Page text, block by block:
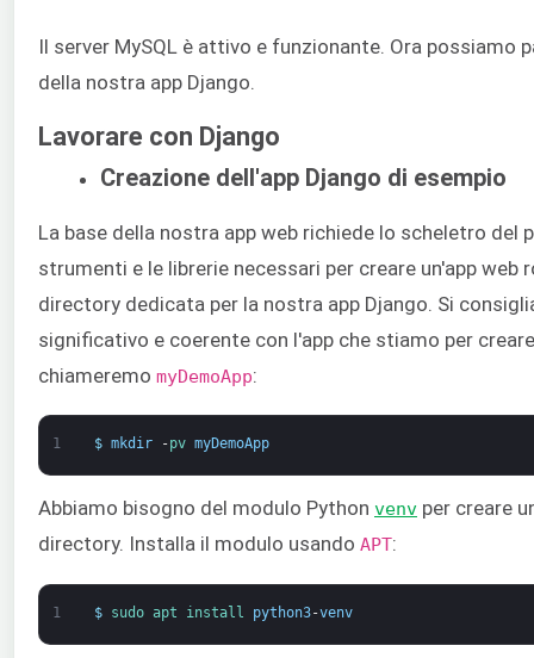
Il server MySQL è attivo e funzionante. Ora possiamo
della nostra app Django.
Lavorare con Django
Creazione dell'app Django di esempio
La base della nostra app web richiede lo scheletro
strumenti e le librerie necessari per creare un'app
directory dedicata per la nostra app Django. Si
significativo e coerente con l'app che stiamo per
chiameremo myDemoApp:
1 $ mkdir -pv myDemoApp
Abbiamo bisogno del modulo Python venv per creare
directory. Installa il modulo usando APT:
1 $ sudo apt install python3-venv